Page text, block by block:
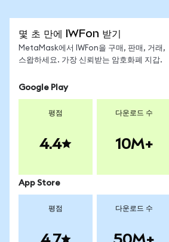
몇 초 만에 IWFon 받기
MetaMask에서 IWFon을 구매, 판매, 거래,
스왑하세요. 가장 신뢰받는 암호화폐 지갑.
Google Play
평점
4.4
다운로드 수
10M+
App Store
평점 다운로드 수